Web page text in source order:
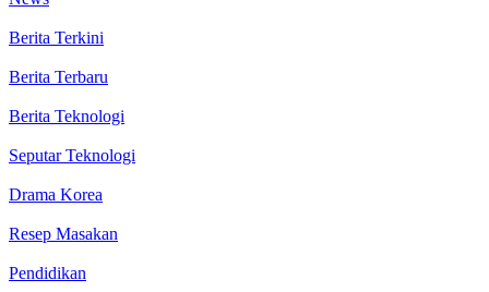
Berita Terkini
Berita Terbaru
Berita Teknologi
Seputar Teknologi
Drama Korea
Resep Masakan
Pendidikan